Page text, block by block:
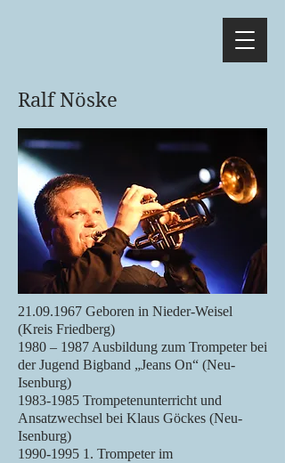
Ralf Nöske
21.09.1967 Geboren in Nieder-Weisel
(Kreis Friedberg)
1980 – 1987 Ausbildung zum Trompeter bei
der Jugend Bigband „Jeans On“ (Neu-
Isenburg)
1983-1985 Trompetenunterricht und
Ansatzwechsel bei Klaus Göckes (Neu-
Isenburg)
1990-1995 1. Trompeter im